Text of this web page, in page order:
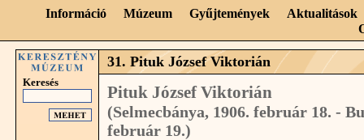
Információ Múzeum Gyűjtemények
Aktualitások
Keresés
31. Pituk József Viktorián
Pituk József Viktorián
(Selmecbánya, 1906. február 18. -
február 19.)